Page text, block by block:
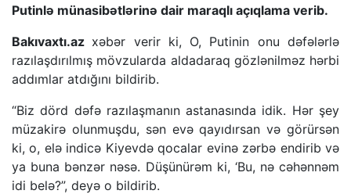
Putinlə münasibətlərinə dair maraqlı açıqlama verib.
Bakıvaxtı.az xəbər verir ki, O, Putinin onu dəfələrlə
razılaşdırılmış mövzularda aldadaraq gözlənilməz hərbi
addımlar atdığını bildirib.
“Biz dörd dəfə razılaşmanın astanasında idik. Hər şey
müzakirə olunmuşdu, sən evə qayıdırsan və görürsən
ki, o, elə indicə Kiyevdə qocalar evinə zərbə endirib və
ya buna bənzər nəsə. Düşünürəm ki, ‘Bu, nə cəhənnəm
idi belə?”, deyə o bildirib.